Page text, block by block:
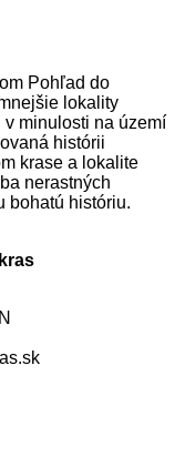
Pohľad do
lokality
minulosti na území
histórii
krase a lokalite
nerastných
bohatú históriu.